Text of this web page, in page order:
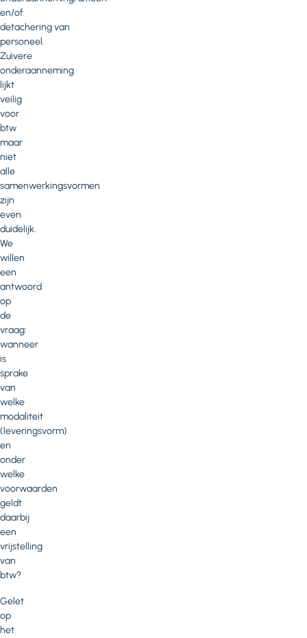
en/of
detachering van
personeel.
Zuivere
onderaanneming
lijkt
veilig
voor
btw
maar
niet
alle
samenwerkingsvormen
zijn
even
duidelijk.
We
willen
een
antwoord
op
de
vraag:
wanneer
is
sprake
van
welke
modaliteit
(leveringsvorm)
en
onder
welke
voorwaarden
geldt
daarbij
een
vrijstelling
van
btw?
Gelet
op
het